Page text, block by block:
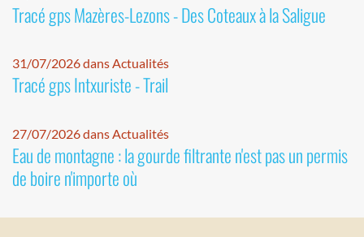
Tracé gps Mazères-Lezons - Des Coteaux à la Saligue
31/07/2026 dans Actualités
Tracé gps Intxuriste - Trail
27/07/2026 dans Actualités
Eau de montagne : la gourde filtrante n'est pas un permis
de boire n'importe où